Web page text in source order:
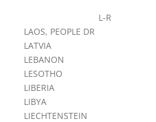
L-R
LAOS, PEOPLE DR
LATVIA
LEBANON
LESOTHO
LIBERIA
LIBYA
LIECHTENSTEIN